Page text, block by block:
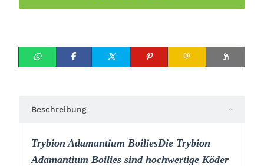
Beschreibung
Trybion Adamantium BoiliesDie Trybion
Adamantium Boilies sind hochwertige Köder